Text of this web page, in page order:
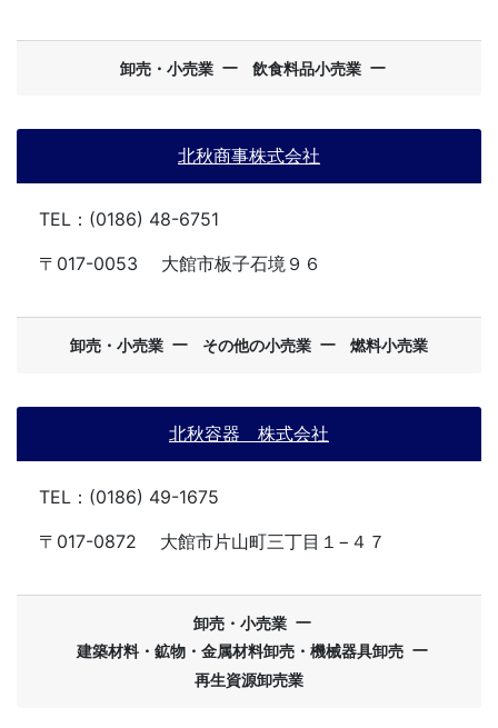
卸売・小売業 ー 飲食料品小売業 ー
北秋商事株式会社
TEL：(0186) 48-6751
〒017-0053
大館市板子石境９６
卸売・小売業 ー その他の小売業 ー 燃料小売業
北秋容器 株式会社
TEL：(0186) 49-1675
〒017-0872
大館市片山町三丁目１−４７
卸売・小売業 ー
建築材料・鉱物・金属材料卸売・機械器具卸売 ー
再生資源卸売業